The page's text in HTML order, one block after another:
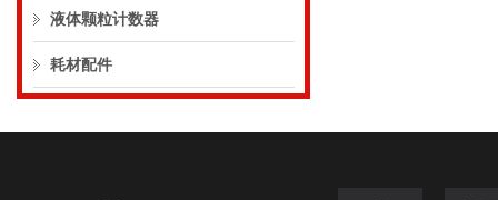
液体颗粒计数器
耗材配件